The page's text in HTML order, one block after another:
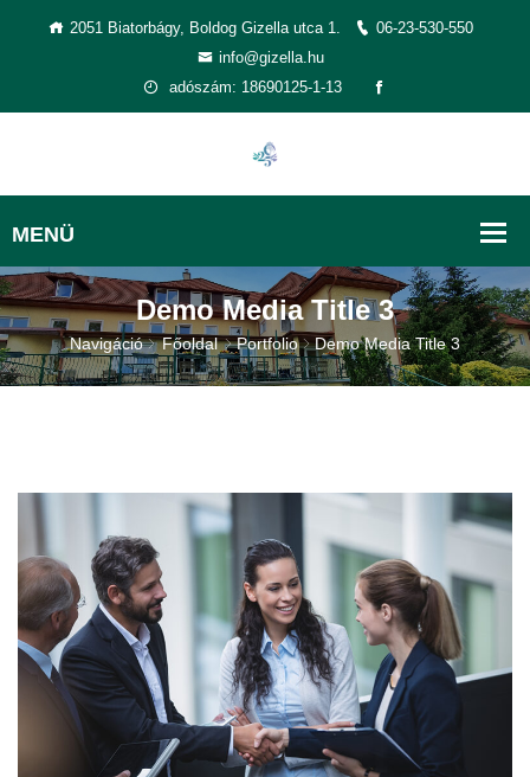
2051 Biatorbágy, Boldog Gizella utca 1.
06-23-530-550
info@gizella.hu
adószám: 18690125-1-13
Demo Media Title 3
Navigáció Főoldal Portfolio Demo Media Title 3